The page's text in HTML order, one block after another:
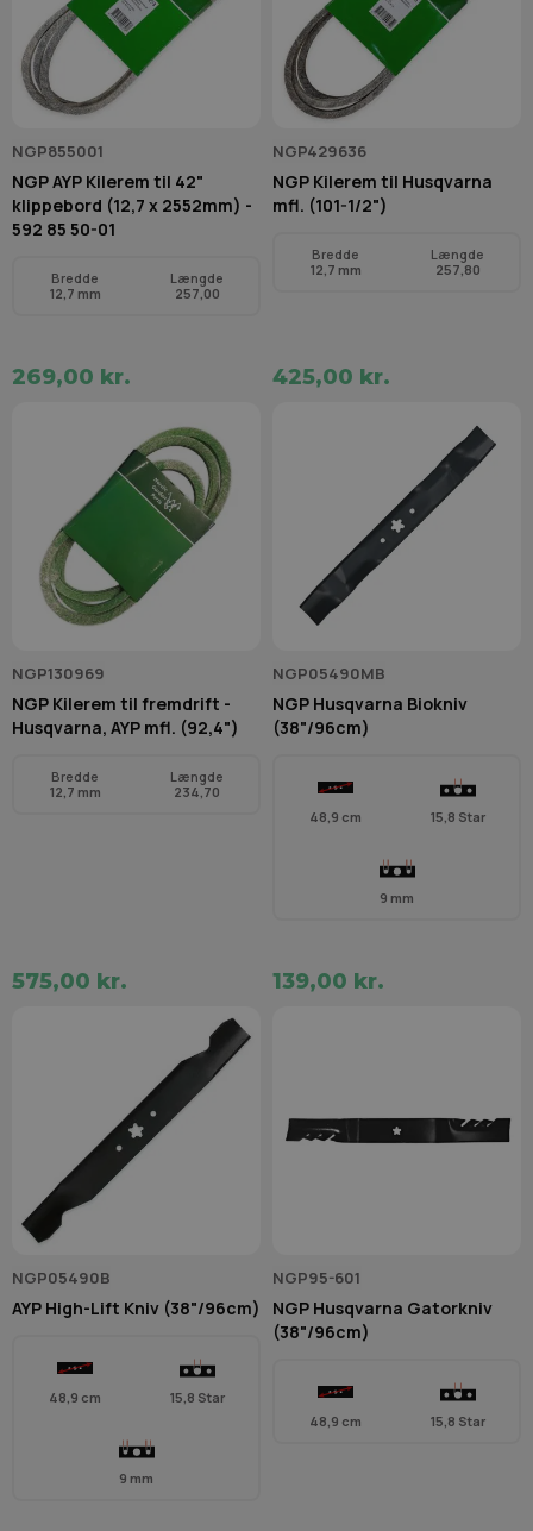
NGP855001
NGP AYP Kilerem til 42"
klippebord (12,7 x 2552mm) -
592 85 50-01
Bredde
12,7 mm
Længde
257,00
269,00 kr.
NGP429636
NGP Kilerem til Husqvarna
mfl. (101-1/2")
Bredde
12,7 mm
Længde
257,80
425,00 kr.
NGP130969
NGP Kilerem til fremdrift -
Husqvarna, AYP mfl. (92,4")
Bredde
12,7 mm
Længde
234,70
575,00 kr.
NGP05490MB
NGP Husqvarna Biokniv
(38"/96cm)
48,9 cm 15,8 Star
9 mm
139,00 kr.
NGP05490B
AYP High-Lift Kniv (38"/96cm)
48,9 cm 15,8 Star
9 mm
NGP95-601
NGP Husqvarna Gatorkniv
(38"/96cm)
48,9 cm 15,8 Star